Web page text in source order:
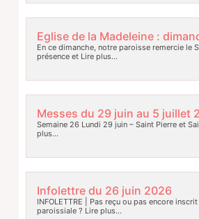
Eglise de la Madeleine :
En ce dimanche, notre paroisse remercie le
présence etLire plus…
Messes du 29 juin au 5 juillet
Semaine 26 Lundi 29 juin – Saint Pierre et
plus…
Infolettre du 26 juin 2026
INFOLETTRE | Pas reçu ou pas encore
paroissiale ? Lire plus…